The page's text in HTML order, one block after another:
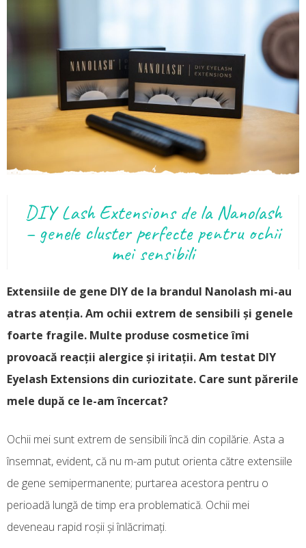
DIY Lash Extensions de la Nanolash
– genele cluster perfecte pentru ochii
mei sensibili
Extensiile de gene DIY de la brandul Nanolash mi-au
atras atenția. Am ochii extrem de sensibili și genele
foarte fragile. Multe produse cosmetice îmi
provoacă reacții alergice și iritații. Am testat DIY
Eyelash Extensions din curiozitate. Care sunt părerile
mele după ce le-am încercat?
Ochii mei sunt extrem de sensibili încă din copilărie. Asta a
însemnat, evident, că nu m-am putut orienta către extensiile
de gene semipermanente; purtarea acestora pentru o
perioadă lungă de timp era problematică. Ochii mei
deveneau rapid roșii și înlăcrimați.